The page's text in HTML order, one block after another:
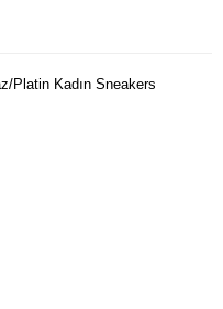
Platin Kadın Sneakers